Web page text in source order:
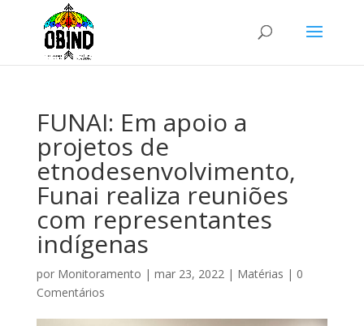
FUNAI: Em apoio a
projetos de
etnodesenvolvimento,
Funai realiza reuniões
com representantes
indígenas
por Monitoramento | mar 23, 2022| Matérias | 0
Comentários